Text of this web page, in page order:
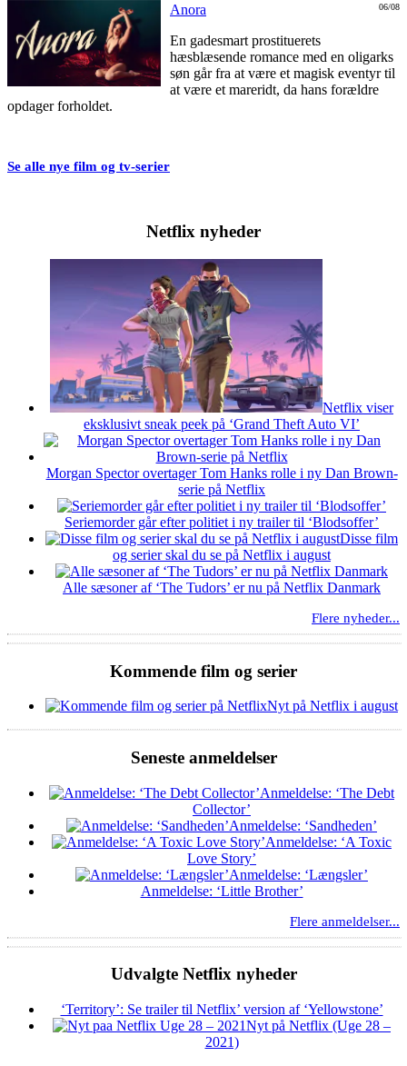
06/08
Anora
En gadesmart prostituerets
hæsblæsende romance med en oligarks
søn går fra at være et magisk eventyr til
at være et mareridt, da hans forældre
opdager forholdet.
Se alle nye film og tv-serier
Netflix nyheder
Netflix viser
eksklusivt sneak peek på ‘Grand Theft Auto VI’
Morgan Spector overtager Tom Hanks rolle i ny Dan Brown-
serie på Netflix
Seriemorder går efter politiet i ny trailer til ‘Blodsoffer’
Disse film
og serier skal du se på Netflix i august
Alle sæsoner af ‘The Tudors’ er nu på Netflix Danmark
Flere nyheder...
Kommende film og serier
Nyt på Netflix i august
Seneste anmeldelser
Anmeldelse: ‘The Debt
Collector’
Anmeldelse: ‘Sandheden’
Anmeldelse: ‘A Toxic
Love Story’
Anmeldelse: ‘Længsler’
Anmeldelse: ‘Little Brother’
Flere anmeldelser...
Udvalgte Netflix nyheder
‘Territory’: Se trailer til Netflix’ version af ‘Yellowstone’
Nyt på Netflix (Uge 28 –
2021)